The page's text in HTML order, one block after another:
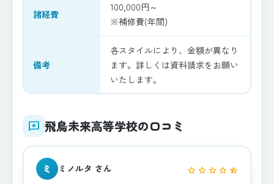
諸経費
100,000円～
※補修費(年間)
備考
各スタイルにより、金額が異なり
ます。詳しくは資料請求をお願い
いたします。
reviews 飛鳥未来高等学校の口コミ
ミ ミノルタ さん starstarstarstar star_half